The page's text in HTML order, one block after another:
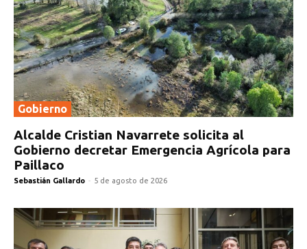
Gobierno
Alcalde Cristian Navarrete solicita al
Gobierno decretar Emergencia Agrícola para
Paillaco
Sebastián Gallardo - 5 de agosto de 2026